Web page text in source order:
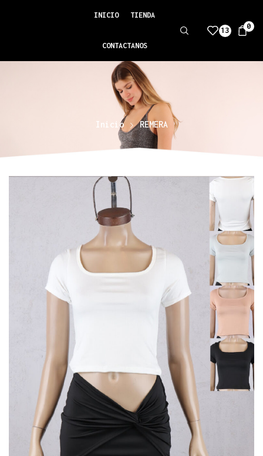
INICIO TIENDA
CONTACTANOS
13 0
Inicio REMERA